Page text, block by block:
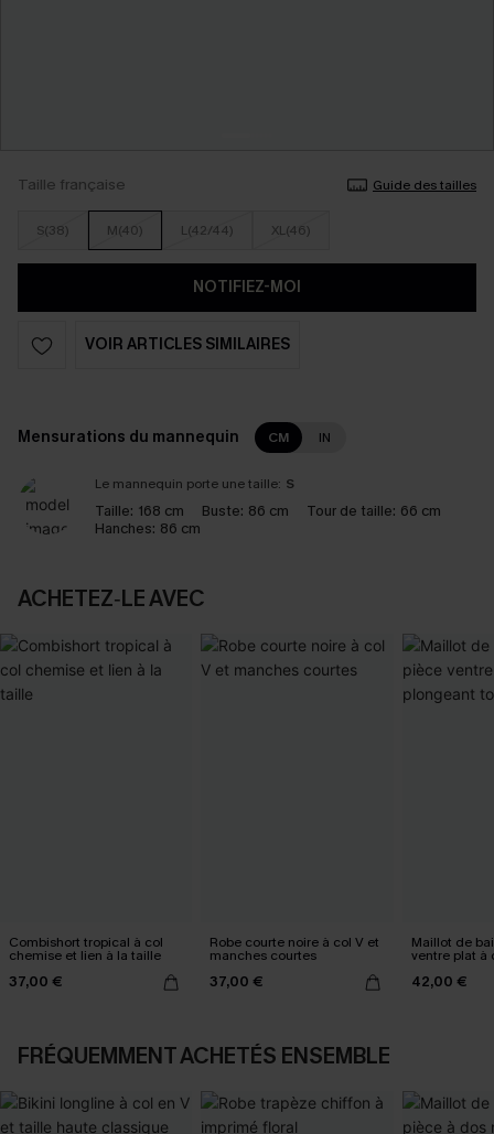
Taille française Guide des tailles
S(38) M(40) L(42/44) XL(46)
NOTIFIEZ-MOI
VOIR ARTICLES SIMILAIRES
Mensurations du mannequin CM IN
Le mannequin porte une taille: S
Taille: 168 cm Buste: 86 cm Tour de taille: 66 cm
Hanches: 86 cm
ACHETEZ‑LE AVEC
Combishort tropical à col
chemise et lien à la taille
37,00 €
Robe courte noire à col V et
manches courtes
37,00 €
Maillot de
ventre plat à
tour de cou
42,00 €
FRÉQUEMMENT ACHETÉS ENSEMBLE